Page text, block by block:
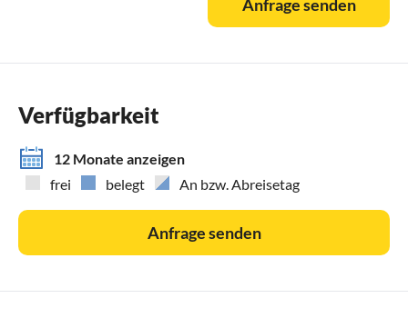
Anfrage senden
Verfügbarkeit
12 Monate anzeigen
frei
belegt An bzw. Abreisetag
Anfrage senden